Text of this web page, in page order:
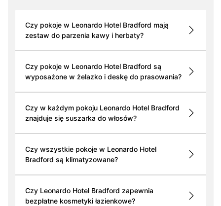
Czy pokoje w Leonardo Hotel Bradford mają
zestaw do parzenia kawy i herbaty?
Czy pokoje w Leonardo Hotel Bradford są
wyposażone w żelazko i deskę do prasowania?
Czy w każdym pokoju Leonardo Hotel Bradford
znajduje się suszarka do włosów?
Czy wszystkie pokoje w Leonardo Hotel
Bradford są klimatyzowane?
Czy Leonardo Hotel Bradford zapewnia
bezpłatne kosmetyki łazienkowe?